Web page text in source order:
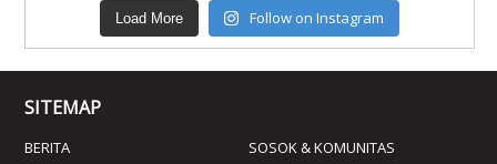
Load More Follow on Instagram
SITEMAP
BERITA
SOSOK & KOMUNITAS